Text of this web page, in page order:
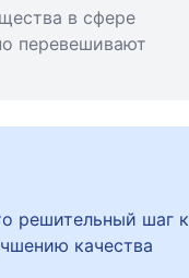
в сфере
перевешивают
решительный шаг к
качества